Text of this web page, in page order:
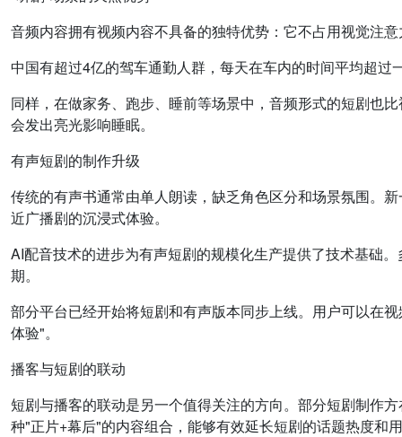
音频内容拥有视频内容不具备的独特优势：它不占用视觉注
中国有超过4亿的驾车通勤人群，每天在车内的时间平均超
同样，在做家务、跑步、睡前等场景中，音频形式的短剧也
会发出亮光影响睡眠。
有声短剧的制作升级
传统的有声书通常由单人朗读，缺乏角色区分和场景氛围。
近广播剧的沉浸式体验。
AI配音技术的进步为有声短剧的规模化生产提供了技术基础
期。
部分平台已经开始将短剧和有声版本同步上线。用户可以在
体验"。
播客与短剧的联动
短剧与播客的联动是另一个值得关注的方向。部分短剧制作
种"正片+幕后"的内容组合，能够有效延长短剧的话题热度和